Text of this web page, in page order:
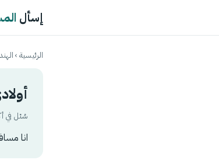
إسأل
الرئيسية›الهند
أولادي أعمارهم
سُئل في أكتوبر
انا مسافر مع